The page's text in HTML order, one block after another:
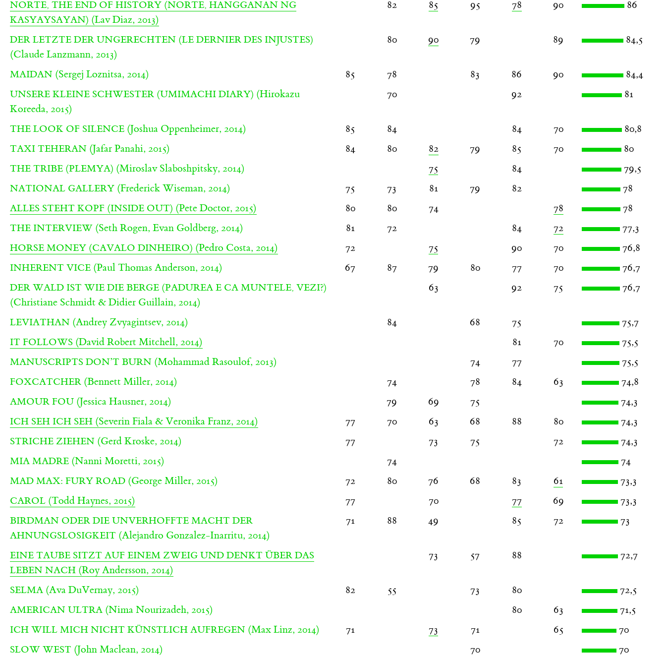
NORTE, THE END OF HISTORY (NORTE, HANGGANAN NG
KASYAYSAYAN) (Lav Diaz, 2013)
82 85 95 78 90 86
DER LETZTE DER UNGERECHTEN (LE DERNIER DES INJUSTES)
(Claude Lanzmann, 2013)
80 90 79 89 84,5
MAIDAN (Sergej Loznitsa, 2014) 85 78 83 86 90 84,4
UNSERE KLEINE SCHWESTER (UMIMACHI DIARY) (Hirokazu
Koreeda, 2015)
70 92 81
THE LOOK OF SILENCE (Joshua Oppenheimer, 2014) 85 84 84 70 80,8
TAXI TEHERAN (Jafar Panahi, 2015) 84 80 82 79 85 70 80
THE TRIBE (PLEMYA) (Miroslav Slaboshpitsky, 2014) 75 84 79,5
NATIONAL GALLERY (Frederick Wiseman, 2014) 75 73 81 79 82 78
ALLES STEHT KOPF (INSIDE OUT) (Pete Doctor, 2015) 80 80 74 78 78
THE INTERVIEW (Seth Rogen, Evan Goldberg, 2014) 81 72 84 72 77,3
HORSE MONEY (CAVALO DINHEIRO) (Pedro Costa, 2014) 72 75 90 70 76,8
INHERENT VICE (Paul Thomas Anderson, 2014) 67 87 79 80 77 70 76,7
DER WALD IST WIE DIE BERGE (PADUREA E CA MUNTELE, VEZI?)
(Christiane Schmidt & Didier Guillain, 2014)
63 92 75 76,7
LEVIATHAN (Andrey Zvyagintsev, 2014) 84 68 75 75,7
IT FOLLOWS (David Robert Mitchell, 2014) 81 70 75,5
MANUSCRIPTS DON’T BURN (Mohammad Rasoulof, 2013) 74 77 75,5
FOXCATCHER (Bennett Miller, 2014) 74 78 84 63 74,8
AMOUR FOU (Jessica Hausner, 2014) 79 69 75 74,3
ICH SEH ICH SEH (Severin Fiala & Veronika Franz, 2014) 77 70 63 68 88 80 74,3
STRICHE ZIEHEN (Gerd Kroske, 2014) 77 73 75 72 74,3
MIA MADRE (Nanni Moretti, 2015) 74 74
MAD MAX: FURY ROAD (George Miller, 2015) 72 80 76 68 83 61 73,3
CAROL (Todd Haynes, 2015) 77 70 77 69 73,3
BIRDMAN ODER DIE UNVERHOFFTE MACHT DER
AHNUNGSLOSIGKEIT (Alejandro Gonzalez-Inarritu, 2014)
71 88 49 85 72 73
EINE TAUBE SITZT AUF EINEM ZWEIG UND DENKT ÜBER DAS
LEBEN NACH (Roy Andersson, 2014)
73 57 88 72,7
SELMA (Ava DuVernay, 2015) 82 55 73 80 72,5
AMERICAN ULTRA (Nima Nourizadeh, 2015) 80 63 71,5
ICH WILL MICH NICHT KÜNSTLICH AUFREGEN (Max Linz, 2014) 71 73 71 65 70
SLOW WEST (John Maclean, 2014) 70 70